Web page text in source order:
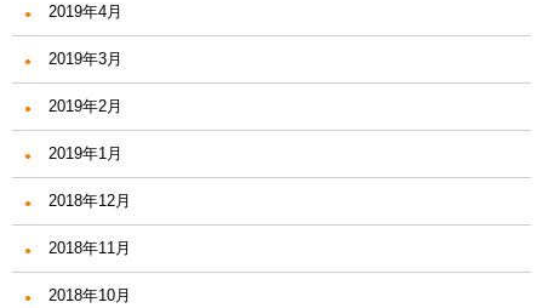
2019年4月
2019年3月
2019年2月
2019年1月
2018年12月
2018年11月
2018年10月